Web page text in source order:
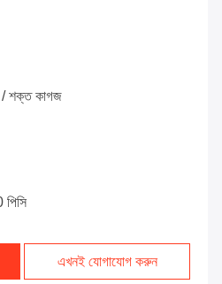
শক্ত কাগজ
এখনই যোগাযোগ করুন